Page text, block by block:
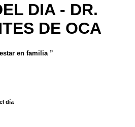
DIA - DR.
DE OCA
en familia ”
día